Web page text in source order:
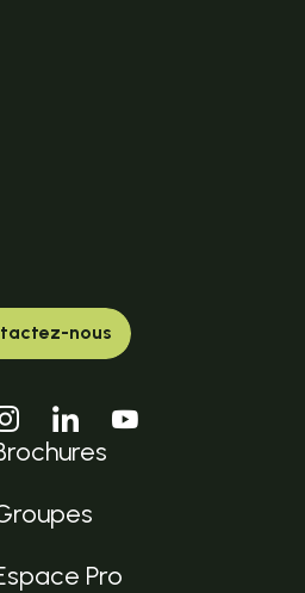
nous
Pro